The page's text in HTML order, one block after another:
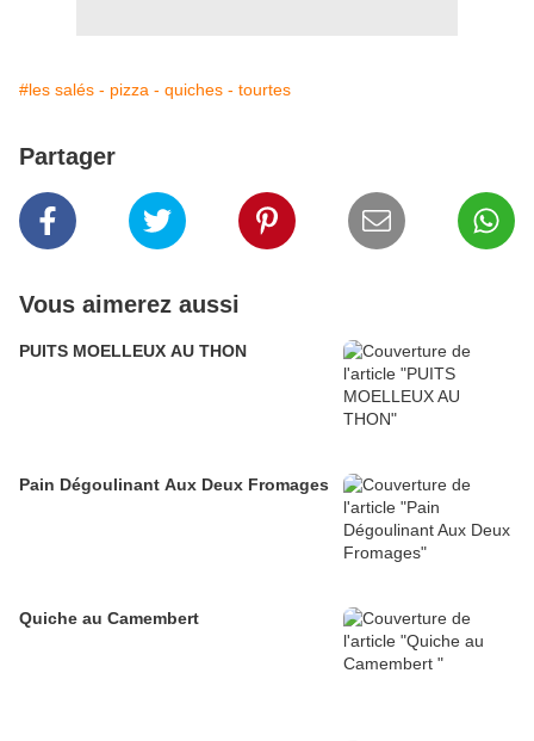
#les salés - pizza - quiches - tourtes
Partager
Vous aimerez aussi
PUITS MOELLEUX AU THON
Pain Dégoulinant Aux Deux Fromages
Quiche au Camembert